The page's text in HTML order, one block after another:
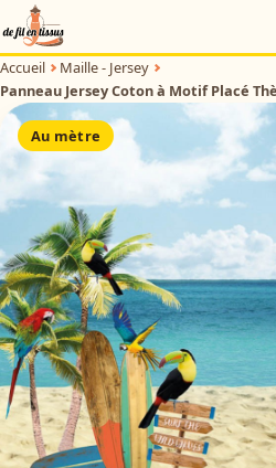
Accueil
Maille - Jersey
Panneau Jersey Coton à Motif Placé
Au mètre